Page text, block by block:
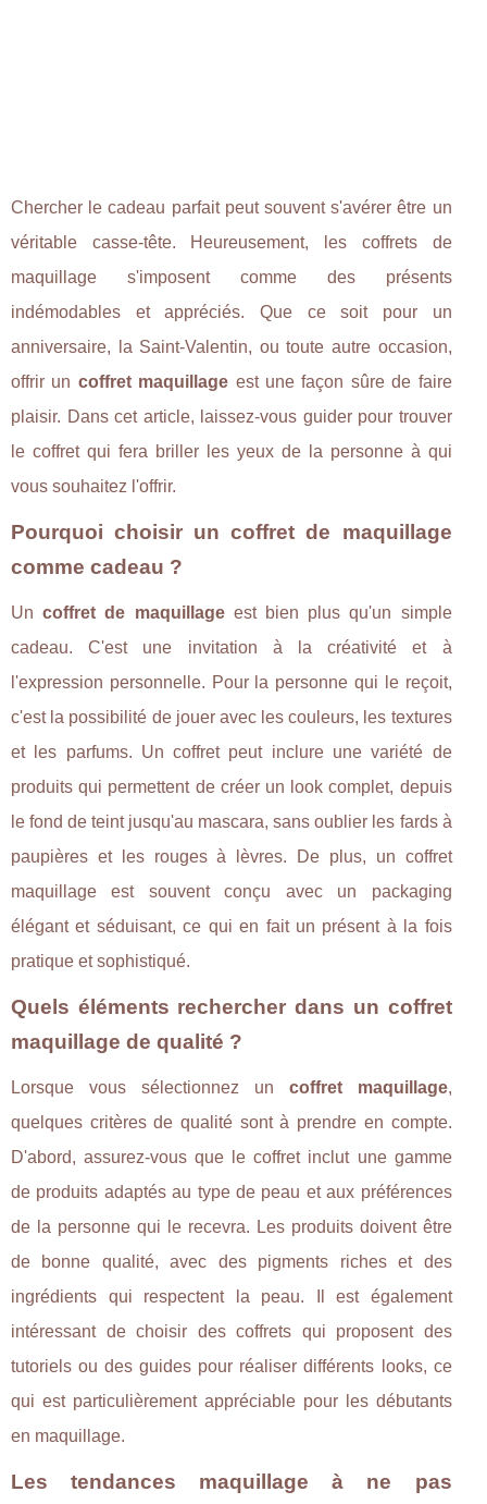
Chercher le cadeau parfait peut souvent s'avérer être un
véritable casse-tête. Heureusement, les coffrets de
maquillage s'imposent comme des présents
indémodables et appréciés. Que ce soit pour un
anniversaire, la Saint-Valentin, ou toute autre occasion,
offrir un coffret maquillage est une façon sûre de faire
plaisir. Dans cet article, laissez-vous guider pour trouver
le coffret qui fera briller les yeux de la personne à qui
vous souhaitez l'offrir.
Pourquoi choisir un coffret de maquillage
comme cadeau ?
Uncoffret de maquillageest bien plus qu'un simple
cadeau. C'est une invitation à la créativité et à
l'expression personnelle. Pour la personne qui le reçoit,
c'est la possibilité de jouer avec les couleurs, les textures
et les parfums. Un coffret peut inclure une variété de
produits qui permettent de créer un look complet, depuis
le fond de teint jusqu'au mascara, sans oublier les fards à
paupières et les rouges à lèvres. De plus, un coffret
maquillage est souvent conçu avec un packaging
élégant et séduisant, ce qui en fait un présent à la fois
pratique et sophistiqué.
Quels éléments rechercher dans un coffret
maquillage de qualité ?
Lorsque vous sélectionnez un coffret maquillage,
quelques critères de qualité sont à prendre en compte.
D'abord, assurez-vous que le coffret inclut une gamme
de produits adaptés au type de peau et aux préférences
de la personne qui le recevra. Les produits doivent être
de bonne qualité, avec des pigments riches et des
ingrédients qui respectent la peau. Il est également
intéressant de choisir des coffrets qui proposent des
tutoriels ou des guides pour réaliser différents looks, ce
qui est particulièrement appréciable pour les débutants
en maquillage.
Les tendances maquillage à ne pas